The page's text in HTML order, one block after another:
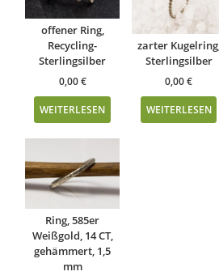
offener Ring,
Recycling-
Sterlingsilber
0,00€
WEITERLESEN
zarter Kugelring,
Sterlingsilber
0,00€
WEITERLESEN
Ring, 585er
Weißgold, 14 CT,
gehämmert, 1,5
mm